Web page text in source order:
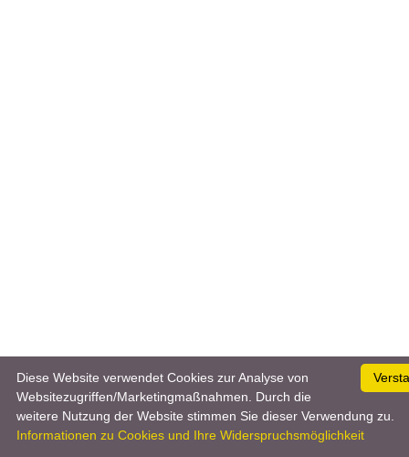
Diese Website verwendet Cookies zur Analyse von
Websitezugriffen/Marketingmaßnahmen. Durch die
weitere Nutzung der Website stimmen Sie dieser Verwendung zu.
Informationen zu Cookies und Ihre Widerspruchsmöglichkeit